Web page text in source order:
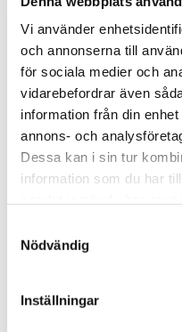
Vi använder
och annonserna till
för sociala medier och
vidarebefordrar även
information från din
annons- och
Dessa kan i sin tur
information som du har
Nödvändig
Inställningar
Diameter (mm)
EAN
Höjd (mm)
RSK
Varumärke
Visa fler(4 mer)
SKU / artikelnummer:
Relaterade kategorier
Varumärken /
Hem & inredning /